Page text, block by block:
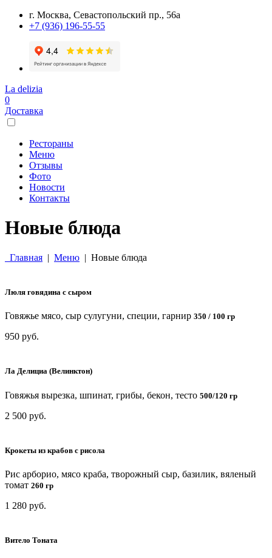
г. Москва, Севастопольский пр., 56а
+7 (936) 196-55-55
La delizia
0
Доставка
Рестораны
Меню
Отзывы
Фото
Новости
Контакты
Новые блюда
Главная | Меню | Новые блюда
Люля говядина с сыром
Говяжье мясо, сыр сулугуни, специи, гарнир 350 / 100 гр
950 руб.
Ла Делициа (Велинктон)
Говяжья вырезка, шпинат, грибы, бекон, тесто 500/120 гр
2 500 руб.
Крокеты из крабов с рисола
Рис арборио, мясо краба, творожный сыр, базилик, вяленый
томат 260 гр
1 280 руб.
Витело Тоната